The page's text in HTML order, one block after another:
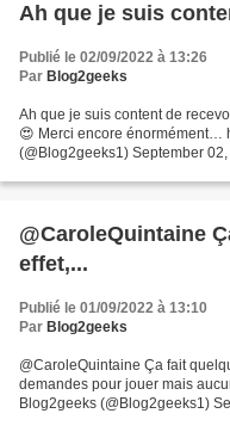
Ah que je suis
Publié le 02/09/2022 à 13:26
Par Blog2geeks
Ah que je suis content de
😍 Merci encore énormément…
(@Blog2geeks1) September
@CaroleQuintaine
effet,...
Publié le 01/09/2022 à 13:10
Par Blog2geeks
@CaroleQuintaine Ça fait
demandes pour jouer mais
Blog2geeks (@Blog2geeks1)